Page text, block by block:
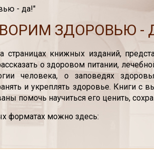
- да!"
ЗДОРОВЬЮ -
книжных изданий,
о здоровом питании,
человека, о заповедях
и укреплять здоровье. Книги с
помочь научиться его ценить,
форматах можно здесь: